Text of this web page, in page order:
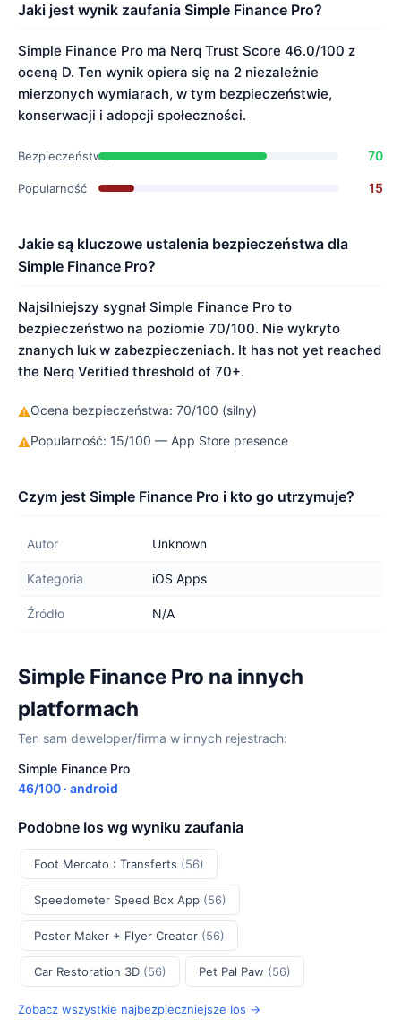
Jaki jest wynik zaufania Simple Finance Pro?
Simple Finance Pro ma Nerq Trust Score 46.0/100 z
oceną D. Ten wynik opiera się na 2 niezależnie
mierzonych wymiarach, w tym bezpieczeństwie,
konserwacji i adopcji społeczności.
Bezpieczeństwo 70
Popularność 15
Jakie są kluczowe ustalenia bezpieczeństwa dla
Simple Finance Pro?
Najsilniejszy sygnał Simple Finance Pro to
bezpieczeństwo na poziomie 70/100. Nie wykryto
znanych luk w zabezpieczeniach. It has not yet reached
the Nerq Verified threshold of 70+.
⚠Ocena bezpieczeństwa: 70/100 (silny)
⚠Popularność: 15/100 — App Store presence
Czym jest Simple Finance Pro i kto go utrzymuje?
Autor Unknown
Kategoria iOS Apps
Źródło N/A
Simple Finance Pro na innych
platformach
Ten sam deweloper/firma w innych rejestrach:
Simple Finance Pro
46/100 · android
Podobne Ios wg wyniku zaufania
Foot Mercato : Transferts (56)
Speedometer Speed Box App (56)
Poster Maker + Flyer Creator (56)
Car Restoration 3D (56) Pet Pal Paw (56)
Zobacz wszystkie najbezpieczniejsze Ios →